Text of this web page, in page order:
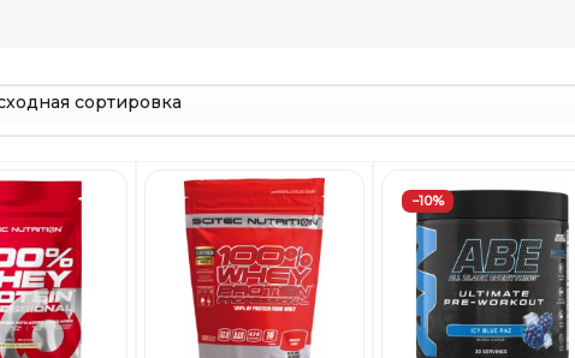
Добавить
в
Вишлист
Добавить
в
Вишлист
−10%
Добавить
в
Вишлист